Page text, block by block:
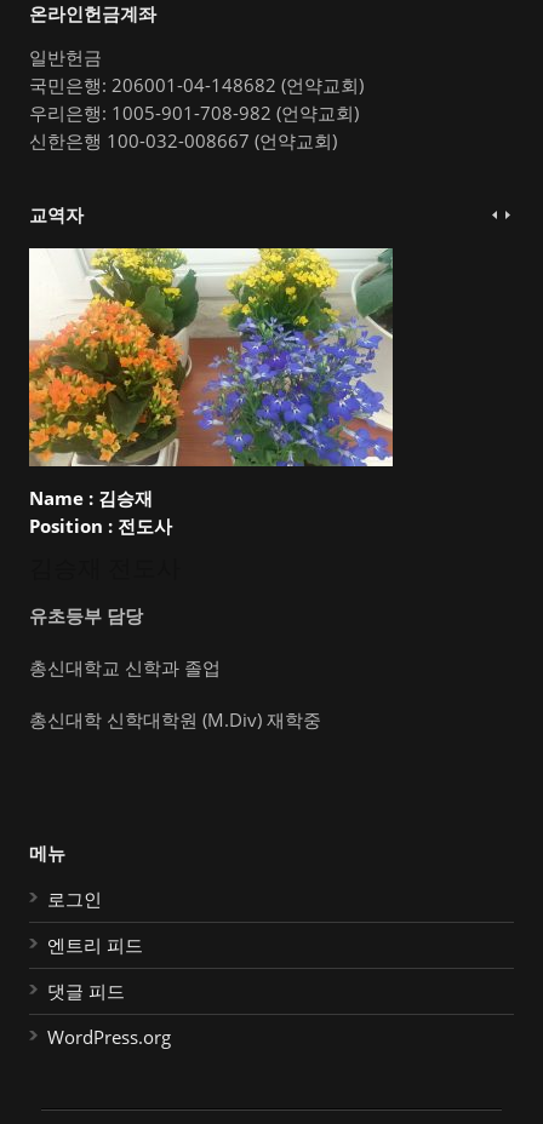
온라인헌금계좌
일반헌금
국민은행: 206001-04-148682 (언약교회)
우리은행: 1005-901-708-982 (언약교회)
신한은행 100-032-008667 (언약교회)
교역자
Name : 김승재
Position : 전도사
유초등부 담당
총신대학교 신학과 졸업
총신대학 신학대학원 (M.Div) 재학중
메뉴
로그인
엔트리 피드
댓글 피드
WordPress.org